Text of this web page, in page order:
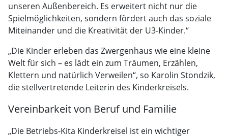
unseren Außenbereich. Es erweitert nicht nur die
Spielmöglichkeiten, sondern fördert auch das soziale
Miteinander und die Kreativität der U3-Kinder.“
„Die Kinder erleben das Zwergenhaus wie eine kleine
Welt für sich – es lädt ein zum Träumen, Erzählen,
Klettern und natürlich Verweilen“, so Karolin Stondzik,
die stellvertretende Leiterin des Kinderkreisels.
Vereinbarkeit von Beruf und Familie
„Die Betriebs-Kita Kinderkreisel ist ein wichtiger